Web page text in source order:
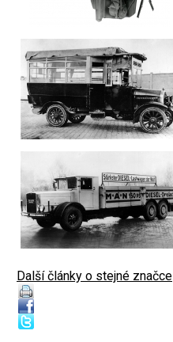
Další články o stejné značce